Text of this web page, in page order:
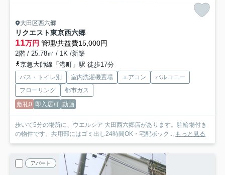
大田区西六郷
リクエスト東京西六郷
11万円 管理/共益費15,000円
2階 / 25.78㎡ / 1K /新築
京急大師線「港町」駅 徒歩17分
バス・トイレ別 室内洗濯機置場 エアコン
バルコニー
フローリング
都市ガス
敷礼0 即入居可 動画
歩いて5分の場所に、ウエルシア 大田西六郷店があります。駐輪場付き
の物件です。共用部にはゴミ出し24時間OK・宅配ボック...
もっと見る
アパート